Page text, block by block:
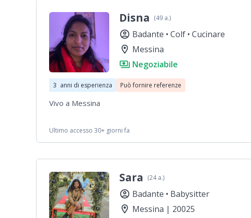
Disna (49 a.)
account_circle Badante • Colf • Cucinare
location_on Messina
payments Negoziabile
3 anni di esperienza Può fornire referenze
Vivo a Messina
Ultimo accesso 30+ giorni fa
Sara (24 a.)
account_circle Badante • Babysitter
location_on Messina | 20025